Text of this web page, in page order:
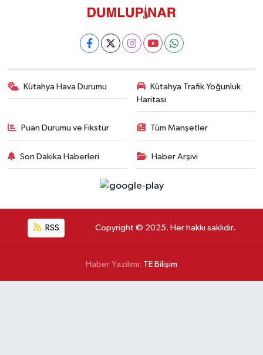
Kütahya Hava Durumu
Kütahya Trafik Yoğunluk
Haritası
Puan Durumu ve Fikstür Tüm Manşetler
Son Dakika Haberleri Haber Arşivi
RSS Copyright © 2025. Her hakkı saklıdır.
Haber Yazılımı: TE Bilişim